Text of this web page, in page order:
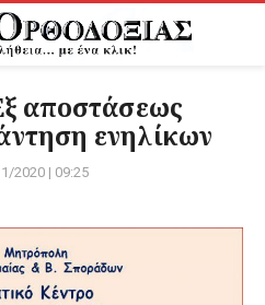
αποστάσεως
ενηλίκων
2020 | 09:25